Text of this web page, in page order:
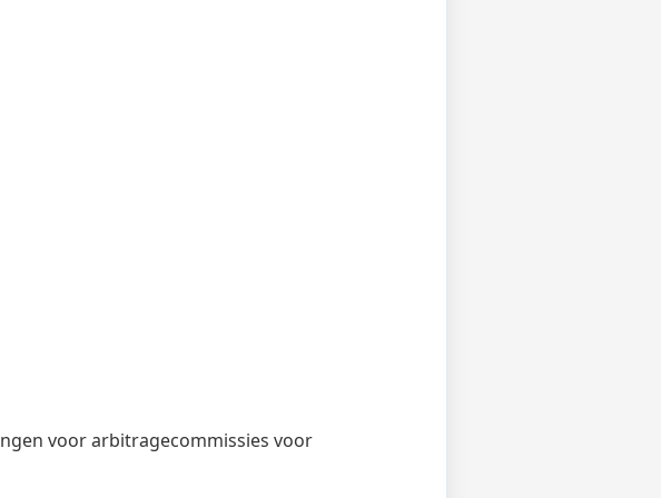
voor arbitragecommissies voor